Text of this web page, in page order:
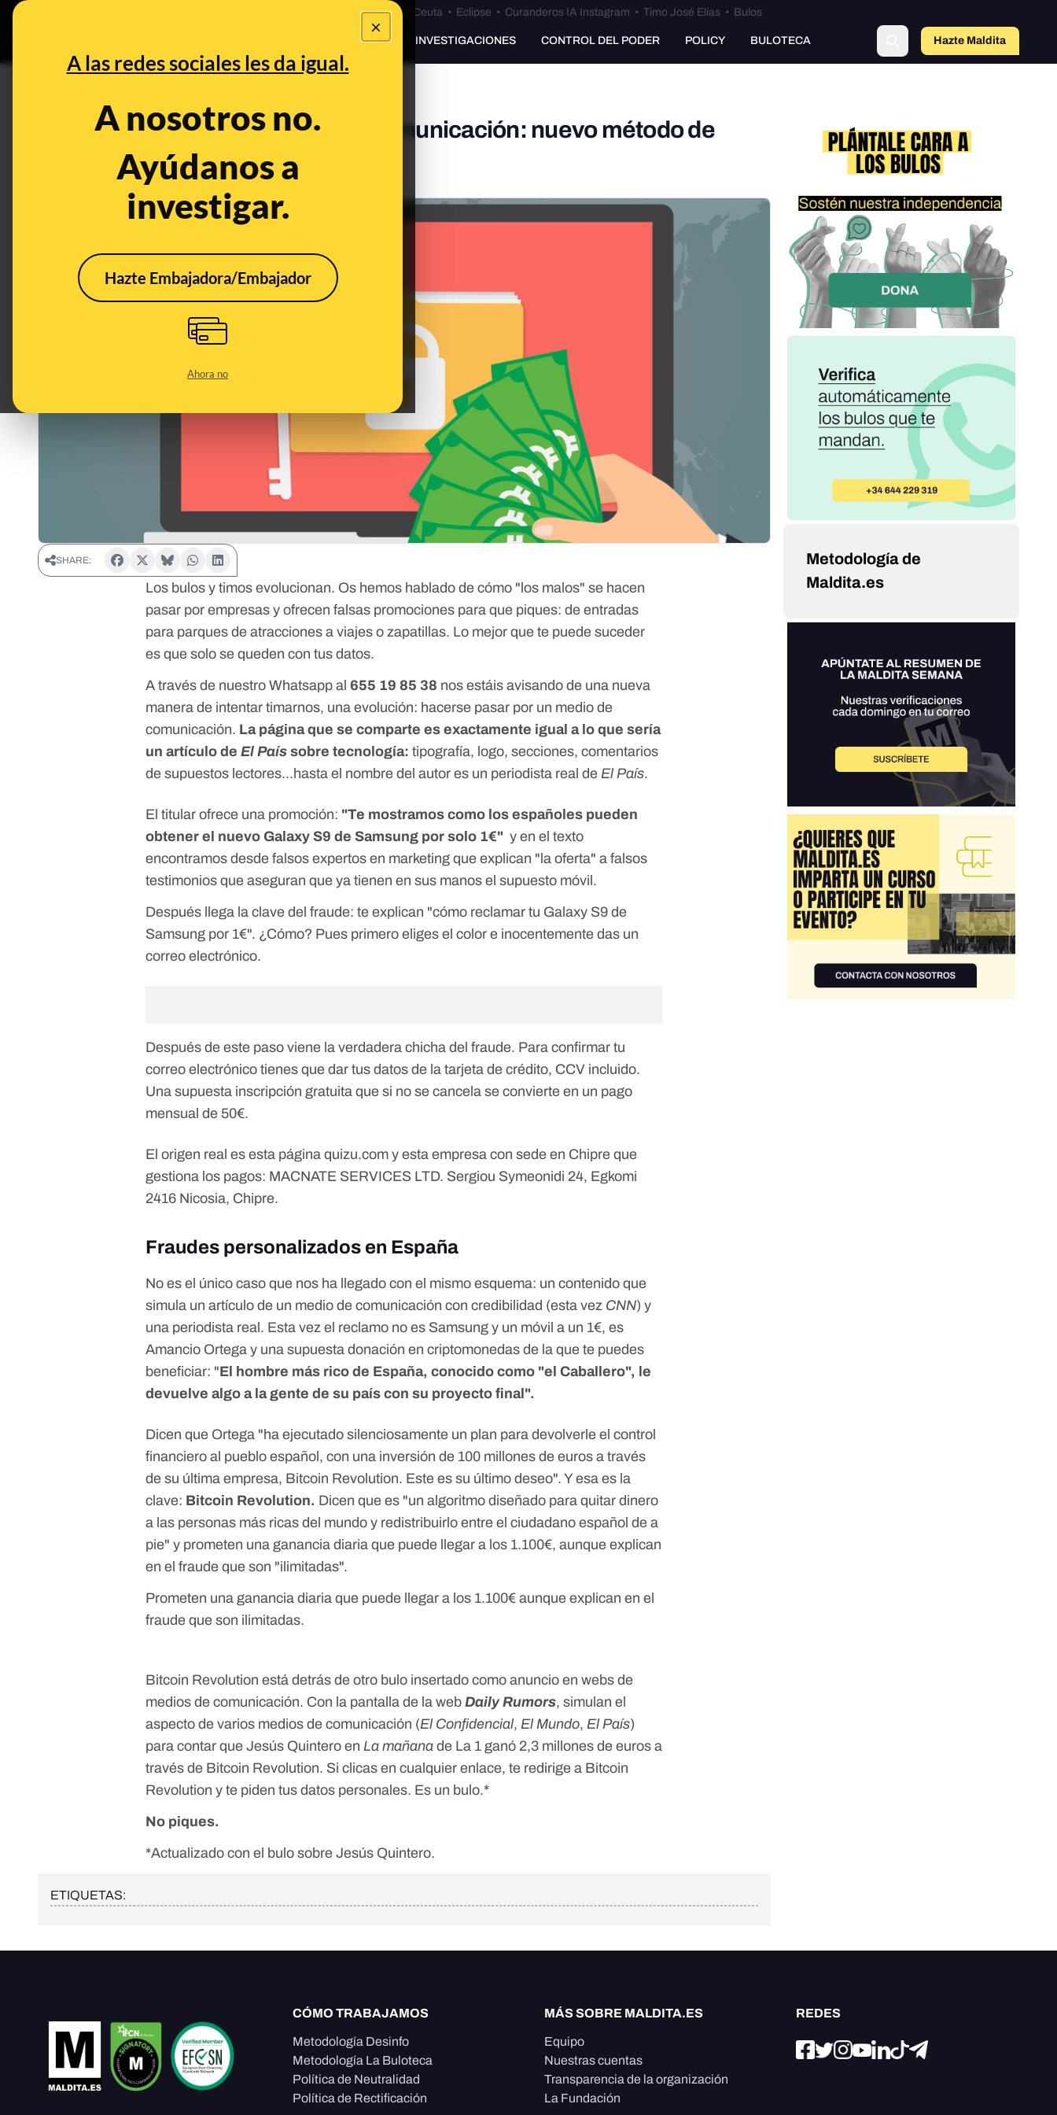
×
A las redes sociales les da igual.
A nosotros no.
Ayúdanos a
investigar.
Hazte Embajadora/Embajador
Ahora no
Especial Ceuta•Bulos Ceuta • Eclipse • Curanderos IA Instagram • Timo José Elías • Bulos
PREBUNKING INVESTIGACIONES CONTROL DEL PODER POLICY BULOTECA Hazte Maldita
Hacerse pasar por un medio de comunicación: nuevo método de
Sep 3, 2018, 7:23:42 AM
SHARE:
Los bulos y timos evolucionan. Os hemos hablado de cómo "los malos" se hacen
pasar por empresas y ofrecenfalsas promociones para que piques: de entradas
para parques de atracciones a viajes o zapatillas. Lo mejor que te puede suceder
es que solo se queden con tus datos.
A través de nuestro Whatsapp al 655 19 85 38 nos estáis avisando de una nueva
manera de intentar timarnos, una evolución: hacerse pasar por un medio de
comunicación. La página que se comparte es exactamente igual a lo que sería
un artículo deEl País sobre tecnología: tipografía, logo, secciones, comentarios
de supuestos lectores...hasta el nombre del autor es un periodista real de El País.
El titular ofrece una promoción: "Te mostramos como los españoles pueden
obtener el nuevo Galaxy S9 de Samsung por solo 1€" y en el texto
encontramos desde falsos expertos en marketing que explican "la oferta" a falsos
testimonios que aseguran que ya tienen en sus manos el supuesto móvil.
Después llega la clave del fraude: te explican "cómo reclamar tu Galaxy S9 de
Samsung por 1€". ¿Cómo? Pues primero eliges el color e inocentemente das un
correo electrónico.
Después de este paso viene la verdadera chicha del fraude. Para confirmar tu
correo electrónico tienes que dar tus datos de la tarjeta de crédito, CCV incluido.
Una supuesta inscripción gratuita que si no se cancela se convierte en un pago
mensual de 50€.
El origen real es esta página quizu.com y esta empresa con sede en Chipre que
gestiona los pagos: MACNATE SERVICES LTD. Sergiou Symeonidi 24, Egkomi
2416 Nicosia, Chipre.
Fraudes personalizados en España
No es el único caso que nos ha llegado con el mismo esquema: un contenido que
simula un artículo de un medio de comunicación con credibilidad (esta vez CNN) y
una periodista real. Esta vez el reclamo no es Samsung y un móvil a un 1€, es
Amancio Ortega y una supuesta donación en criptomonedas de la que te puedes
beneficiar: "El hombre más rico de España, conocido como "el Caballero", le
devuelve algo a la gente de su país con su proyecto final".
Dicen que Ortega "ha ejecutado silenciosamente un plan para devolverle el control
financiero al pueblo español, con una inversión de 100 millones de euros a través
de su última empresa, Bitcoin Revolution. Este es su último deseo". Y esa es la
clave: Bitcoin Revolution. Dicen que es "un algoritmo diseñado para quitar dinero
a las personas más ricas del mundo y redistribuirlo entre el ciudadano español de a
pie" y prometen una ganancia diaria que puede llegar a los 1.100€, aunque explican
en el fraude que son "ilimitadas".
Prometen una ganancia diaria que puede llegar a los 1.100€ aunque explican en el
fraude que son ilimitadas.
Bitcoin Revolution está detrás de otro bulo insertado como anuncio en webs de
medios de comunicación. Con la pantalla de la webDaily Rumors, simulan el
aspecto de varios medios de comunicación (El Confidencial, El Mundo, El País)
para contar que Jesús Quintero en La mañana de La 1 ganó 2,3 millones de euros a
través de Bitcoin Revolution. Si clicas en cualquier enlace, te redirige a Bitcoin
Revolution y te piden tus datos personales. Es un bulo.*
No piques.
*Actualizado con el bulo sobre Jesús Quintero.
ETIQUETAS:
Metodología de
Maldita.es
CÓMO TRABAJAMOS
Metodología Desinfo
Metodología La Buloteca
Política de Neutralidad
Política de Rectificación
MÁS SOBRE MALDITA.ES
Equipo
Nuestras cuentas
Transparencia de la organización
La Fundación
REDES